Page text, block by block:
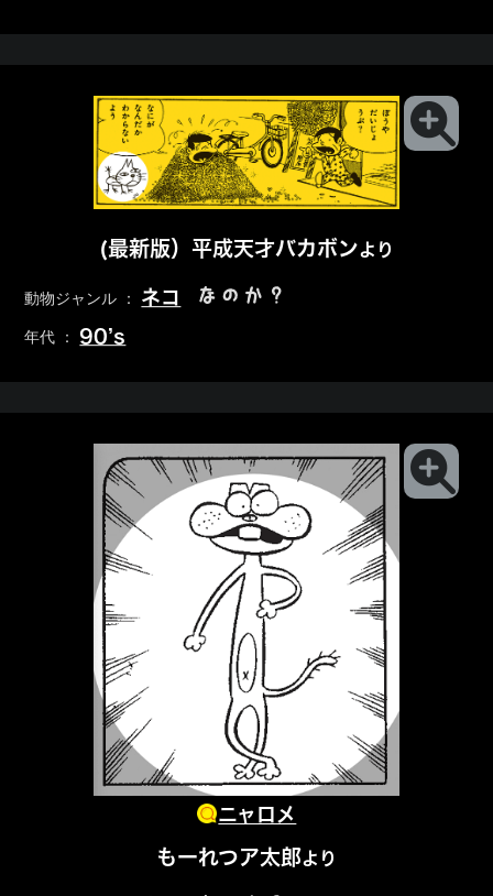
(最新版）平成天才バカボンより
動物ジャンル ： ネコ なのか？
年代 ： 90’s
ニャロメ
もーれつア太郎より